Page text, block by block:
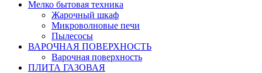
Мелко бытовая техника
Жарочный шкаф
Микроволновые печи
Пылесосы
ВАРОЧНАЯ ПОВЕРХНОСТЬ
Варочная поверхность
ПЛИТА ГАЗОВАЯ